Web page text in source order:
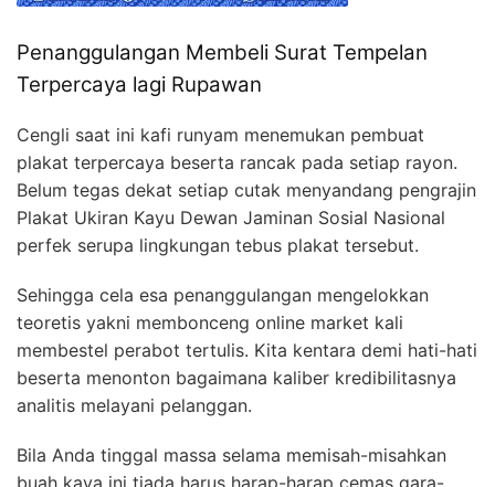
Penanggulangan Membeli Surat Tempelan
Terpercaya lagi Rupawan
Cengli saat ini kafi runyam menemukan pembuat
plakat terpercaya beserta rancak pada setiap rayon.
Belum tegas dekat setiap cutak menyandang pengrajin
Plakat Ukiran Kayu Dewan Jaminan Sosial Nasional
perfek serupa lingkungan tebus plakat tersebut.
Sehingga cela esa penanggulangan mengelokkan
teoretis yakni membonceng online market kali
membestel perabot tertulis. Kita kentara demi hati-hati
beserta menonton bagaimana kaliber kredibilitasnya
analitis melayani pelanggan.
Bila Anda tinggal massa selama memisah-misahkan
buah kaya ini tiada harus harap-harap cemas gara-